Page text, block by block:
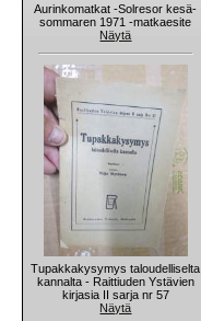
Aurinkomatkat -Solresor kesä-
sommaren 1971 -matkaesite
Näytä
Tupakkakysymys taloudelliselta
kannalta - Raittiuden Ystävien
kirjasia II sarja nr 57
Näytä